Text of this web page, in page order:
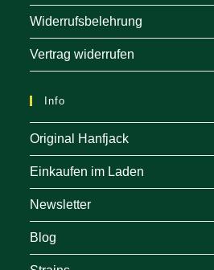
Widerrufsbelehrung
Vertrag widerrufen
Info
Original Hanfjack
Einkaufen im Laden
Newsletter
Blog